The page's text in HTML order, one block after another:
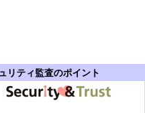
リティ監査のポイント